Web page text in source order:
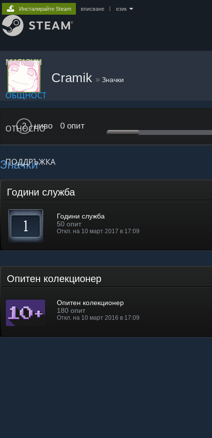
МАГАЗИН
ОБЩНОСТ
ОТНОСНО
ПОДДРЪЖКА
Инсталирайте Steam вписване език
Cramik » Значки
2 ниво 0 опит
Значки
Години служба
Години служба
50 опит
Откл. на 10 март 2017 в 17:09
Опитен колекционер
Опитен колекционер
180 опит
Откл. на 10 март 2016 в 17:09